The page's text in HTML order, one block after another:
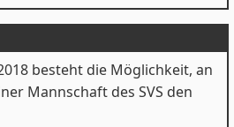
besteht die Möglichkeit, an
Mannschaft des SVS den